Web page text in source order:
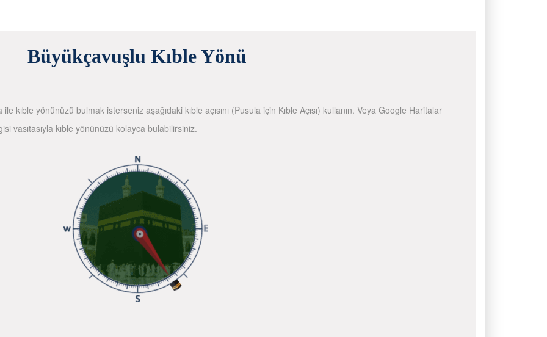
Büyükçavuşlu Kıble Yönü
kıble yönünüzü bulmak isterseniz aşağıdaki kıble açısını (Pusula için Kıble Açısı) kullanın. Veya Google Haritalar
vasıtasıyla kıble yönünüzü kolayca bulabilirsiniz.